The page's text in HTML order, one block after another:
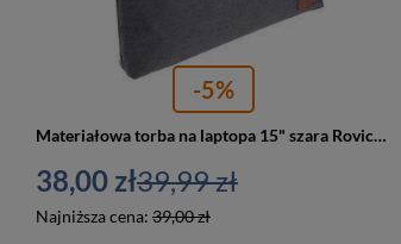
-5%
Materiałowa torba na laptopa 15" szara Rovicky NB0996-L-4528 GRAY
38,00 zł
Najniższa cena: 39,00 zł
39,99 zł